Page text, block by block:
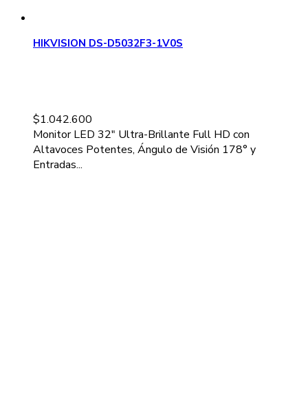
HIKVISION DS-D5032F3-1V0S
$1.042.600
Monitor LED 32" Ultra-Brillante Full HD con
Altavoces Potentes, Ángulo de Visión 178° y
Entradas...